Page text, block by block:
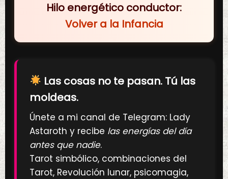
Hilo energético conductor:
Volver a la Infancia
Las cosas no te pasan. Tú las
moldeas.
Únete a mi canal de Telegram: Lady
Astaroth y recibe las energías del día
antes que nadie.
Tarot simbólico, combinaciones del
Tarot, Revolución lunar, psicomagia,